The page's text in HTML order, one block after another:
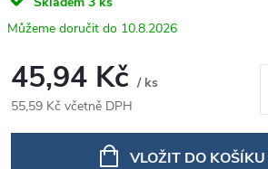
10.8.2026
45,94 Kč / ks
55,59 Kč včetně DPH
VLOŽIT DO KOŠÍKU